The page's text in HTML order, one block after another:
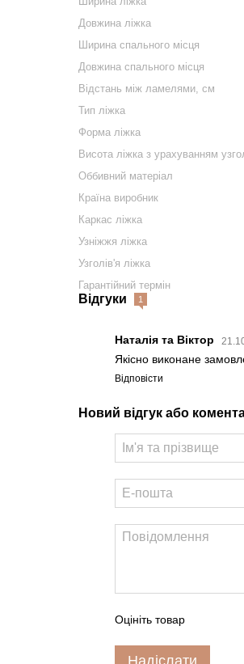
Довжина ліжка
Ширина спального місця
Довжина спального місця
Відстань між ламелями, см
Тип ліжка
Форма ліжка
Висота ліжка з урахуванням
Оббивний матеріал
Країна виробник
Каркас ліжка
Узніжжя ліжка
Узголів'я ліжка
Гарантійний термін
Відгуки 1
Наталія та Віктор
Якісно виконане
Відповісти
Новий відгук або
Оцініть товар
Надіслати